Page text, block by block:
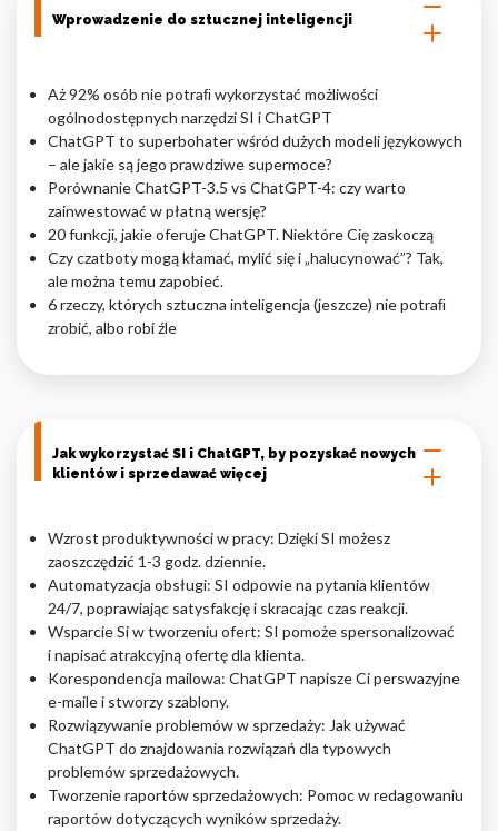
Wprowadzenie do sztucznej inteligencji
Aż 92% osób nie potraﬁ wykorzystać możliwości
ogólnodostępnych narzędzi SI i ChatGPT
ChatGPT to superbohater wśród dużych modeli językowych
– ale jakie są jego prawdziwe supermoce?
Porównanie ChatGPT-3.5 vs ChatGPT-4: czy warto
zainwestować w płatną wersję?
20 funkcji, jakie oferuje ChatGPT. Niektóre Cię zaskoczą
Czy czatboty mogą kłamać, mylić się i „halucynować”? Tak,
ale można temu zapobieć.
6 rzeczy, których sztuczna inteligencja (jeszcze) nie potraﬁ
zrobić, albo robi źle
Jak wykorzystać SI i ChatGPT, by pozyskać nowych
klientów i sprzedawać więcej
Wzrost produktywności w pracy: Dzięki SI możesz
zaoszczędzić 1-3 godz. dziennie.
Automatyzacja obsługi: SI odpowie na pytania klientów
24/7, poprawiając satysfakcję i skracając czas reakcji.
Wsparcie Si w tworzeniu ofert: SI pomoże spersonalizować
i napisać atrakcyjną ofertę dla klienta.
Korespondencja mailowa: ChatGPT napisze Ci perswazyjne
e-maile i stworzy szablony.
Rozwiązywanie problemów w sprzedaży: Jak używać
ChatGPT do znajdowania rozwiązań dla typowych
problemów sprzedażowych.
Tworzenie raportów sprzedażowych: Pomoc w redagowaniu
raportów dotyczących wyników sprzedaży.
Nieklasyfikowane pliki cookie, to pliki, które są w procesie
Odrzuć
Zapisz moje preferencje
Akceptuj wszystko